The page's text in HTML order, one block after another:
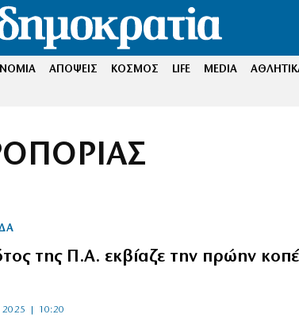
ΑΠΟΨΕΙΣ ΚΟΣΜΟΣ LIFE MEDIA
της Π.Α. εκβίαζε την πρώην
| 10:20